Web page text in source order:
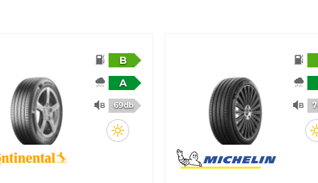
B
A
69db